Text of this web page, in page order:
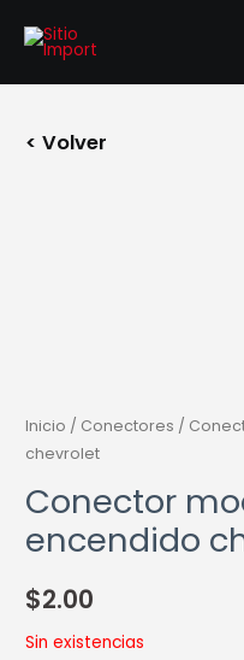
< Volver
Inicio / Conectores /
chevrolet
Conector
encendido
$2.00
Sin existencias